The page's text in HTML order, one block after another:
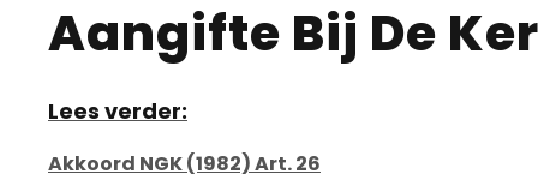
Aangifte Bij De
Lees verder:
Akkoord NGK (1982) Art. 26